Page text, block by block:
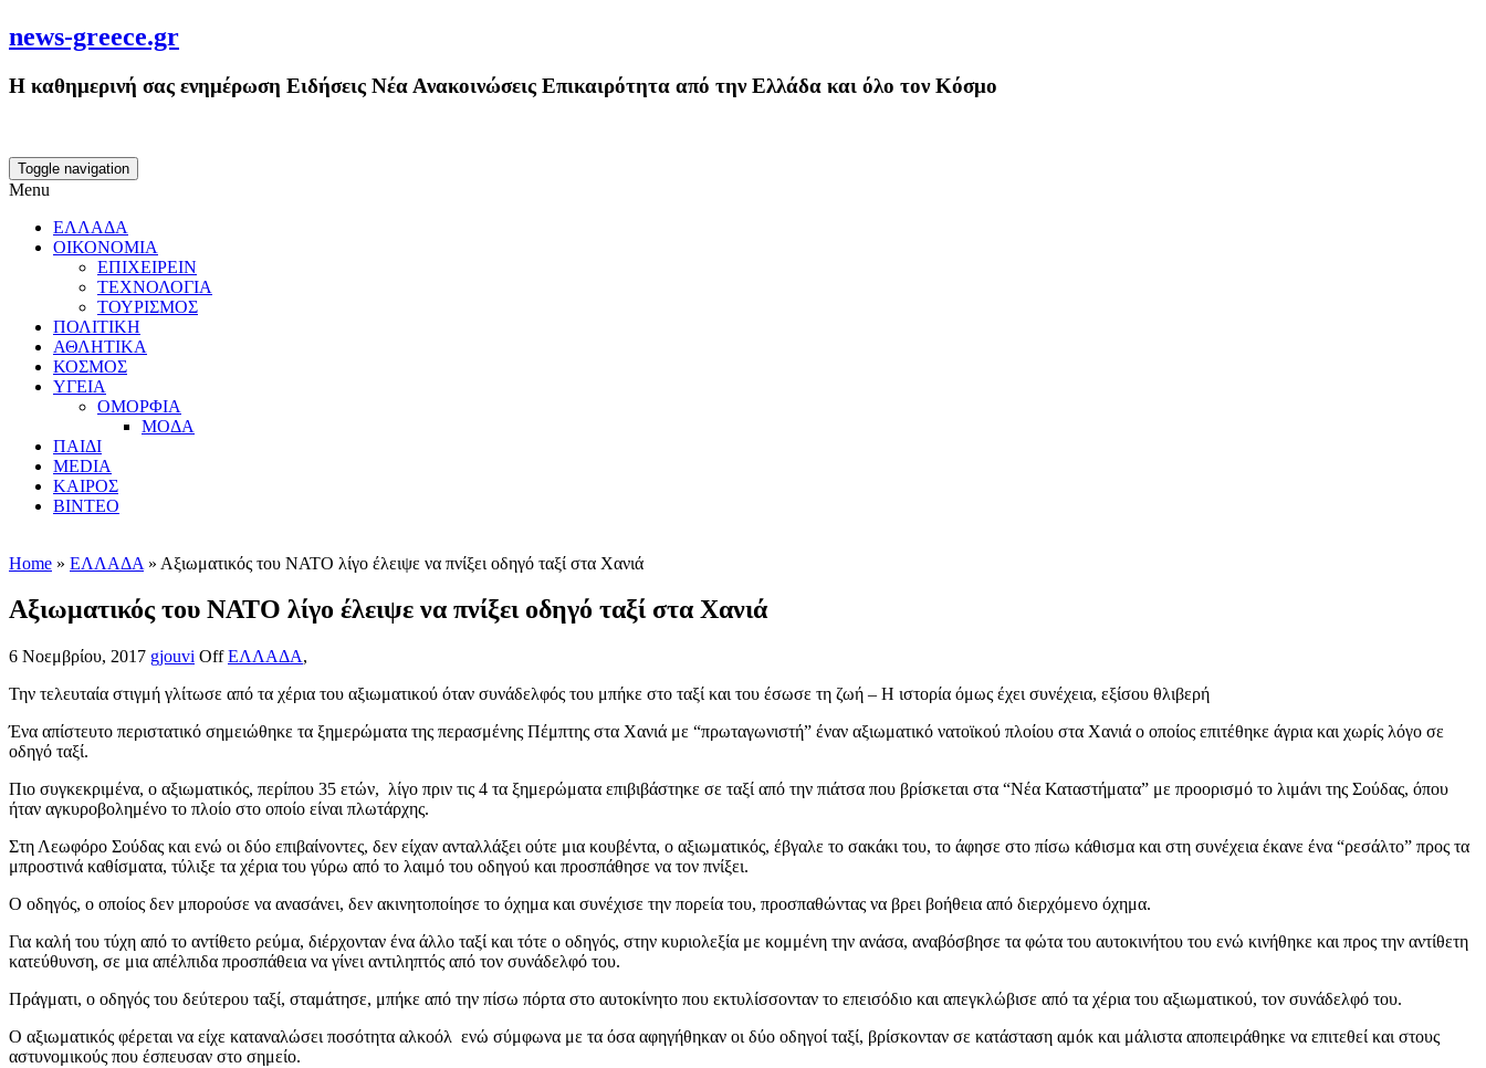
news-greece.gr
Η καθημερινή σας ενημέρωση Ειδήσεις Νέα Ανακοινώσεις Επικαιρότητα από την Ελλάδα και όλο τον Κόσμο
Toggle navigation
Menu
ΕΛΛΑΔΑ
ΟΙΚΟΝΟΜΙΑ
ΕΠΙΧΕΙΡΕΙΝ
ΤΕΧΝΟΛΟΓΙΑ
ΤΟΥΡΙΣΜΟΣ
ΠΟΛΙΤΙΚΗ
ΑΘΛΗΤΙΚΑ
ΚΟΣΜΟΣ
ΥΓΕΙΑ
ΟΜΟΡΦΙΑ
ΜΟΔΑ
ΠΑΙΔΙ
MEDIA
ΚΑΙΡΟΣ
ΒΙΝΤΕΟ
Home » ΕΛΛΑΔΑ » Αξιωματικός του ΝΑΤΟ λίγο έλειψε να πνίξει οδηγό ταξί στα Χανιά
Αξιωματικός του ΝΑΤΟ λίγο έλειψε να πνίξει οδηγό ταξί στα Χανιά
6 Νοεμβρίου, 2017 gjouvi Off ΕΛΛΑΔΑ,
Την τελευταία στιγμή γλίτωσε από τα χέρια του αξιωματικού όταν συνάδελφός του μπήκε στο ταξί και του έσωσε τη ζωή – Η ιστορία όμως έχει συνέχεια, εξίσου θλιβερή
Ένα απίστευτο περιστατικό σημειώθηκε τα ξημερώματα της περασμένης Πέμπτης στα Χανιά με “πρωταγωνιστή” έναν αξιωματικό νατοϊκού πλοίου στα Χανιά ο οποίος επιτέθηκε άγρια και χωρίς λόγο σε
οδηγό ταξί.
Πιο συγκεκριμένα, ο αξιωματικός, περίπου 35 ετών, λίγο πριν τις 4 τα ξημερώματα επιβιβάστηκε σε ταξί από την πιάτσα που βρίσκεται στα “Νέα Καταστήματα” με προορισμό το λιμάνι της Σούδας, όπου
ήταν αγκυροβολημένο το πλοίο στο οποίο είναι πλωτάρχης.
Στη Λεωφόρο Σούδας και ενώ οι δύο επιβαίνοντες, δεν είχαν ανταλλάξει ούτε μια κουβέντα, ο αξιωματικός, έβγαλε το σακάκι του, το άφησε στο πίσω κάθισμα και στη συνέχεια έκανε ένα “ρεσάλτο” προς τα
μπροστινά καθίσματα, τύλιξε τα χέρια του γύρω από το λαιμό του οδηγού και προσπάθησε να τον πνίξει.
Ο οδηγός, ο οποίος δεν μπορούσε να ανασάνει, δεν ακινητοποίησε το όχημα και συνέχισε την πορεία του, προσπαθώντας να βρει βοήθεια από διερχόμενο όχημα.
Για καλή του τύχη από το αντίθετο ρεύμα, διέρχονταν ένα άλλο ταξί και τότε ο οδηγός, στην κυριολεξία με κομμένη την ανάσα, αναβόσβησε τα φώτα του αυτοκινήτου του ενώ κινήθηκε και προς την αντίθετη
κατεύθυνση, σε μια απέλπιδα προσπάθεια να γίνει αντιληπτός από τον συνάδελφό του.
Πράγματι, ο οδηγός του δεύτερου ταξί, σταμάτησε, μπήκε από την πίσω πόρτα στο αυτοκίνητο που εκτυλίσσονταν το επεισόδιο και απεγκλώβισε από τα χέρια του αξιωματικού, τον συνάδελφό του.
Ο αξιωματικός φέρεται να είχε καταναλώσει ποσότητα αλκοόλ ενώ σύμφωνα με τα όσα αφηγήθηκαν οι δύο οδηγοί ταξί, βρίσκονταν σε κατάσταση αμόκ και μάλιστα αποπειράθηκε να επιτεθεί και στους
αστυνομικούς που έσπευσαν στο σημείο.